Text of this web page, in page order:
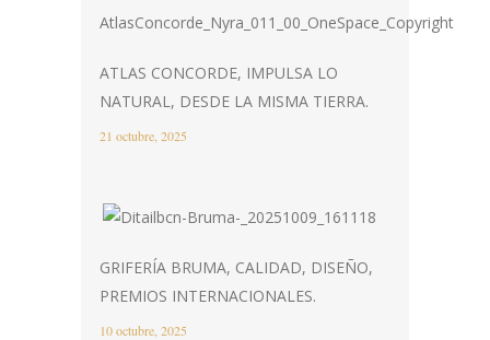
ATLAS CONCORDE, IMPULSA LO
NATURAL, DESDE LA MISMA TIERRA.
21 octubre, 2025
GRIFERÍA BRUMA, CALIDAD, DISEÑO,
PREMIOS INTERNACIONALES.
10 octubre, 2025